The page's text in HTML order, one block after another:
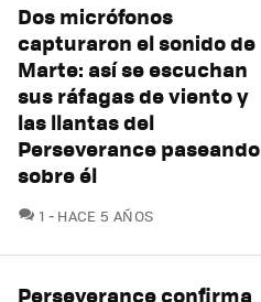
Dos micrófonos
capturaron el sonido de
Marte: así se escuchan
sus ráfagas de viento y
las llantas del
Perseverance paseando
sobre él
1 COMENTARIOS
HACE 5 AÑOS
Perseverance confirma